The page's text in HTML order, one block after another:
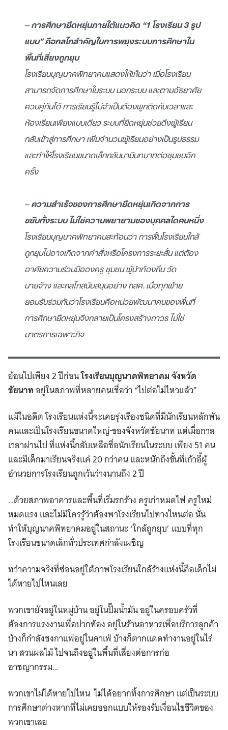
–การศึกษายืดหยุ่นภายใต้แนวคิด “1 โรงเรียน 3 รูป
แบบ” คือกลไกสำคัญในการพยุงระบบการศึกษาใน
พื้นที่เสี่ยงถูกยุบ
โรงเรียนบุญนาคพิทยาคมแสดงให้เห็นว่า เมื่อโรงเรียน
สามารถจัดการศึกษาในระบบ นอกระบบ และตามอัธยาศัย
ควบคู่กันได้ การเรียนรู้ไม่จำเป็นต้องผูกติดกับเวลาและ
ห้องเรียนเพียงแบบเดียว ระบบที่ยืดหยุ่นช่วยดึงผู้เรียน
กลับเข้าสู่การศึกษา เพิ่มจำนวนผู้เรียนอย่างเป็นรูปธรรม
และทำให้โรงเรียนขนาดเล็กกลับมามีบทบาทต่อชุมชนอีก
ครั้ง
–ความสำเร็จของการศึกษายืดหยุ่นเกิดจากการ
ขยับทั้งระบบ ไม่ใช่ความพยายามของบุคคลใดคนหนึ่ง
โรงเรียนบุญนาคพิทยาคมสะท้อนว่า การฟื้นโรงเรียนใกล้
ถูกยุบไม่อาจเกิดจากคำสั่งหรือโครงการระยะสั้น แต่ต้อง
อาศัยความร่วมมือองครู ชุมชน ผู้นำท้องถิ่น วัด
นายจ้าง และกลไกสนับสนุนอย่าง กสศ. เมื่อทุกฝ่าย
ยอมรับร่วมกันว่าโรงเรียนคือหน่วยพัฒนาคนของพื้นที่
การศึกษายืดหยุ่นจึงกลายเป็นโครงสร้างถาวร ไม่ใช่
มาตรการเฉพาะกิจ
ย้อนไปเพียง 2 ปีก่อนโรงเรียนบุญนาคพิทยาคม จังหวัด
ชัยนาทอยู่ในสภาพที่หลายคนเชื่อว่า “ไปต่อไม่ไหวแล้ว”
แม้ในอดีต โรงเรียนแห่งนี้จะเคยรุ่งเรืองชนิดที่มีนักเรียนหลักพัน
คนและเป็นโรงเรียนขนาดใหญ่ของจังหวัดชัยนาท แต่เมื่อกาล
เวลาผ่านไป ที่แห่งนี้กลับเหลือชื่อนักเรียนในระบบ เพียง 51 คน
และมีเด็กมาเรียนจริงแค่ 20 กว่าคน และหนักถึงขั้นที่เก้าอี้ผู้
อำนวยการโรงเรียนถูกเว้นว่างนานถึง 2 ปี
…ด้วยสภาพอาคารและพื้นที่เริ่มรกร้าง ครูเก่าหมดไฟ ครูใหม่
หมดแรง และไม่มีใครรู้ว่าต้องพาโรงเรียนไปทางไหนต่อ นั่น
ทำให้บุญนาคพิทยาคมอยู่ในสถานะ ‘ใกล้ถูกยุบ’ แบบที่ทุก
โรงเรียนขนาดเล็กทั่วประเทศกำลังเผชิญ
ทว่าความจริงที่ซ่อนอยู่ใต้ภาพโรงเรียนใกล้ร้างแห่งนี้คือเด็กไม่
ได้หายไปไหนเลย
พวกเขายังอยู่ในหมู่บ้าน อยู่ในปั๊มน้ำมัน อยู่ในครอบครัวที่
ต้องการแรงงานเพื่อปากท้อง อยู่ในร้านอาหารเพื่อบริการลูกค้า
บ้างก็กำลังชงกาแฟอยู่ในคาเฟ่ บ้างก็ตากแดดทำงานอยู่ในไร่
นา สวนผลไม้ ไปจนถึงอยู่ในพื้นที่เสี่ยงต่อการก่อ
อาชญากรรม…
พวกเขาไม่ได้หายไปไหน ไม่ได้อยากทิ้งการศึกษา แต่เป็นระบบ
การศึกษาต่างหากที่ไม่เคยออกแบบให้รองรับเงื่อนไขชีวิตของ
พวกเขาเลย